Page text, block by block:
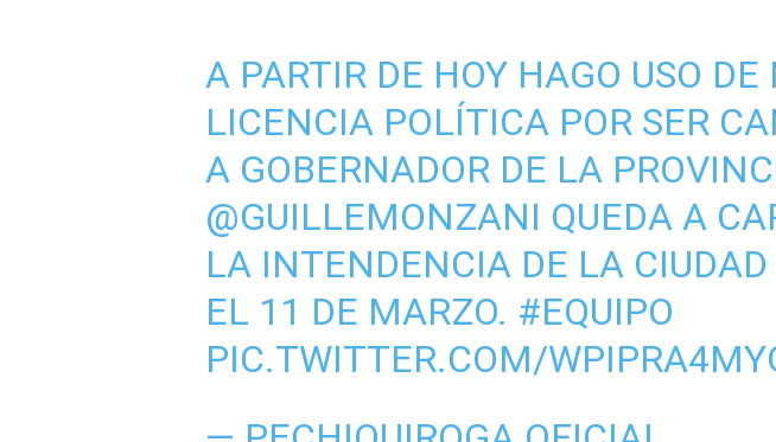
A PARTIR DE HOY HAGO USO DE
LICENCIA POLÍTICA POR SER
A GOBERNADOR DE LA
@GUILLEMONZANI QUEDA A
LA INTENDENCIA DE LA
EL 11 DE MARZO. #EQUIPO
PIC.TWITTER.COM/